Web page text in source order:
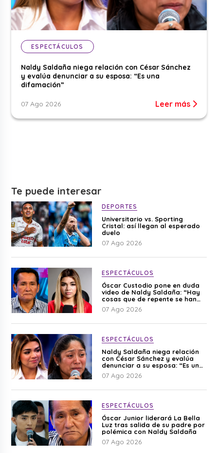
ESPECTÁCULOS
Naldy Saldaña niega relación con César Sánchez
y evalúa denunciar a su esposa: “Es una
difamación”
07 Ago 2026 Leer más
Te puede interesar
DEPORTES
Universitario vs. Sporting
Cristal: así llegan al esperado
duelo
07 Ago 2026
ESPECTÁCULOS
Óscar Custodio pone en duda
video de Naldy Saldaña: “Hay
cosas que de repente se han
editado”
07 Ago 2026
ESPECTÁCULOS
Naldy Saldaña niega relación
con César Sánchez y evalúa
denunciar a su esposa: “Es una
difamación”
07 Ago 2026
ESPECTÁCULOS
Óscar Junior liderará La Bella
Luz tras salida de su padre por
polémica con Naldy Saldaña
07 Ago 2026